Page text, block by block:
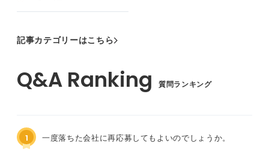
記事カテゴリーはこちら
質問ランキング
1 一度落ちた会社に再応募してもよいのでしょうか。